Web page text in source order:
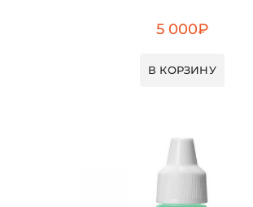
5 000₽
В КОРЗИНУ